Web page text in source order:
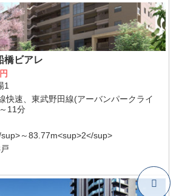
橋ビアレ
1
快速、東武野田線(アーバンパークライ
11分
～83.77m<sup>2</sup>